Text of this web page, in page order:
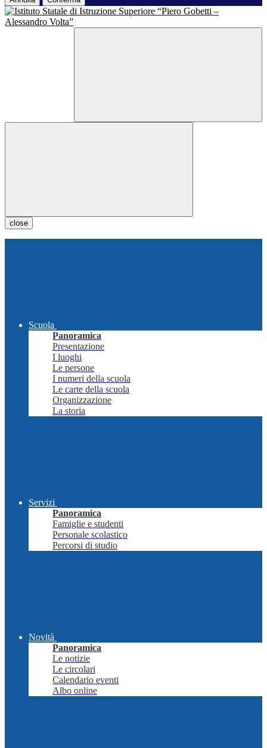
close
Scuola
Panoramica
Presentazione
I luoghi
Le persone
I numeri della scuola
Le carte della scuola
Organizzazione
La storia
Servizi
Panoramica
Famiglie e studenti
Personale scolastico
Percorsi di studio
Novità
Panoramica
Le notizie
Le circolari
Calendario eventi
Albo online